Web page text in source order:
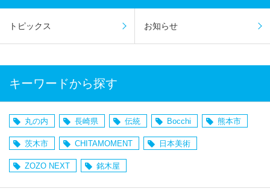
トピックス お知らせ
キーワードから探す
丸の内 長崎県 伝統 Bocchi 熊本市
茨木市 CHITAMOMENT 日本美術
ZOZO NEXT 銘木屋